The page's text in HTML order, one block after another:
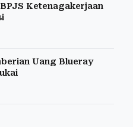
Ketenagakerjaan
Uang Blueray